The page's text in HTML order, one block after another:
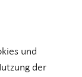
und
der